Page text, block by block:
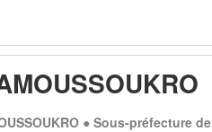
● Sous-préfecture de